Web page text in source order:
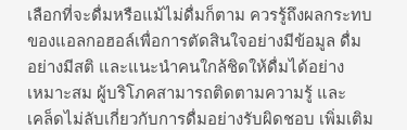
เลือกที่จะดื่มหรือแม้ไม่ดื่มก็ตาม ควรรู้ถึงผลกระทบ
ของแอลกอฮอล์เพื่อการตัดสินใจอย่างมีข้อมูล ดื่ม
อย่างมีสติ และแนะนำคนใกล้ชิดให้ดื่มได้อย่าง
เหมาะสม ผู้บริโภคสามารถติดตามความรู้ และ
เคล็ดไม่ลับเกี่ยวกับการดื่มอย่างรับผิดชอบ เพิ่มเติม